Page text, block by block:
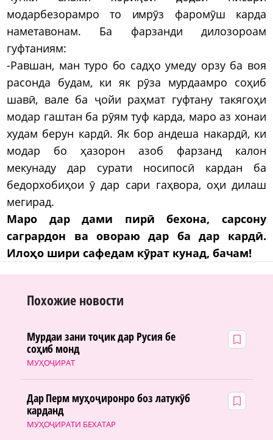
модарбезорамро то имрӯз фаромӯш карда
наметавонам. Ба фарзанди дилозороам
гуфтаниям:
-Равшан, ман туро бо садҳо умеду орзу ба воя
расонда будам, ки як рӯза мурдаамро соҳиб
шавӣ, вале ба ҷойи раҳмат гуфтану такягоҳи
модар гаштан ба рӯям туф карда, маро аз хонаи
худам берун кардӣ. Як бор андеша накардӣ, ки
модар бо ҳазорон азоб фарзанд калон
мекунаду дар сурати носипосӣ кардан ба
бедорхобиҳои ӯ дар сари гаҳвора, оҳи дилаш
мегирад.
Маро дар дами пирӣ бехона, сарсону
сагрардон ва овораю дар ба дар кардӣ.
Илоҳо шири сафедам кӯрат кунад, бачам!
Похожие новости
МУҲОҶИРАТ
Мурдаи зани тоҷик дар Русия бе
соҳиб монд
МУҲОҶИРАТИ БЕХАТАР
Дар Перм муҳоҷиронро боз латукӯб
карданд